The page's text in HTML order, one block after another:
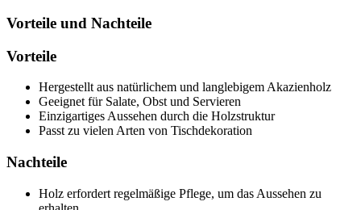
Vorteile und Nachteile
Vorteile
Hergestellt aus natürlichem und langlebigem Akazienholz
Geeignet für Salate, Obst und Servieren
Einzigartiges Aussehen durch die Holzstruktur
Passt zu vielen Arten von Tischdekoration
Nachteile
Holz erfordert regelmäßige Pflege, um das Aussehen zu